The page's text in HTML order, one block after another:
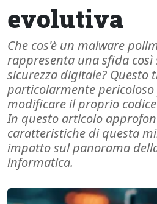
evolutiva
Che cos'è un malware
rappresenta una sfida
sicurezza digitale? Questo
particolarmente
modificare il proprio
In questo articolo
caratteristiche di questa
impatto sul panorama
informatica.